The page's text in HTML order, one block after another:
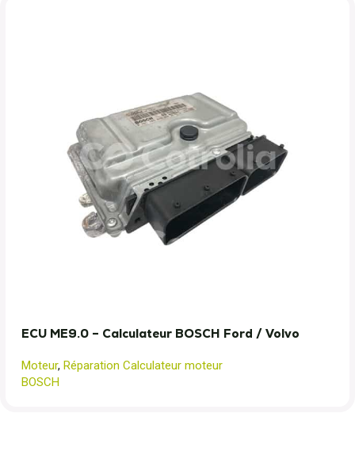
ECU ME9.0 – Calculateur BOSCH Ford / Volvo
Moteur, Réparation Calculateur moteur
BOSCH